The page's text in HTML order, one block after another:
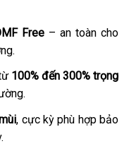
Free– an toàn cho
100% đến 300% trọng
, cực kỳ phù hợp bảo